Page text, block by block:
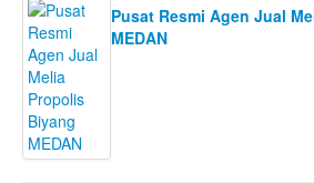
Pusat Resmi Agen Jual
MEDAN